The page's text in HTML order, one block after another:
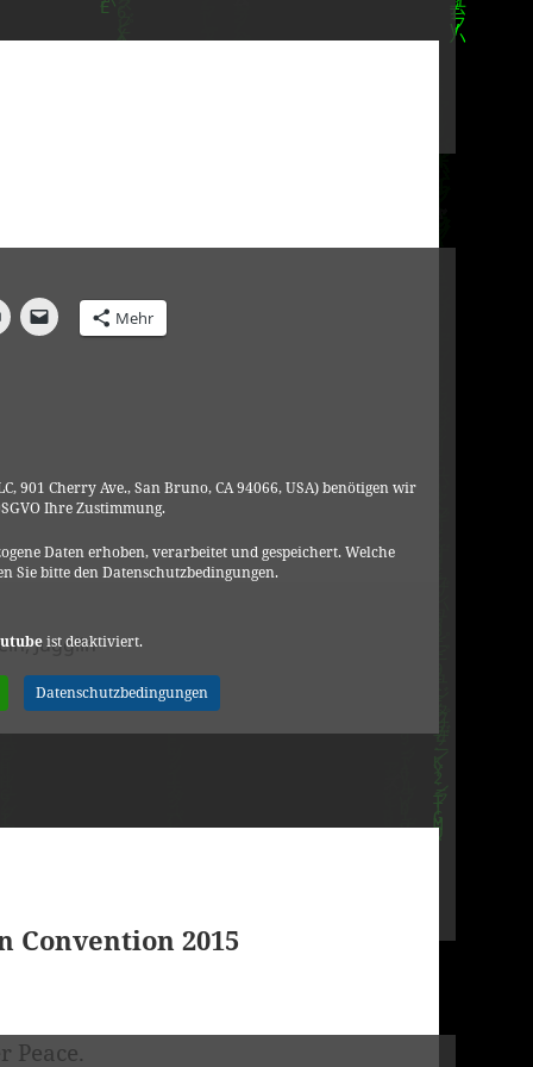
901 Cherry Ave., San Bruno, CA 94066, USA) benötigen wir
Ihre Zustimmung.
Daten erhoben, verarbeitet und gespeichert. Welche
Sie bitte den Datenschutzbedingungen.
ist deaktiviert.
Datenschutzbedingungen
Mehr
,Jugglin
Convention 2015
Peace.